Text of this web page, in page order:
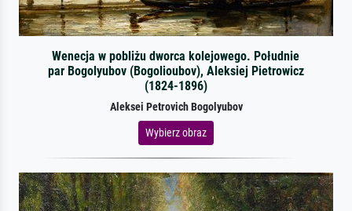
Wenecja w pobliżu dworca kolejowego. Południe
par Bogolyubov (Bogolioubov), Aleksiej Pietrowicz
(1824-1896)
Aleksei Petrovich Bogolyubov
Wybierz obraz